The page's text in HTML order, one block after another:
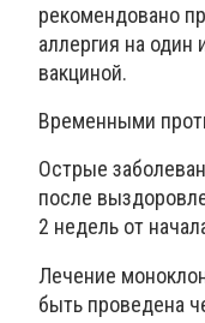
рекомендовано
аллергия на один
вакциной.
Временными
Острые
после
2 недель от
Лечение
быть проведена